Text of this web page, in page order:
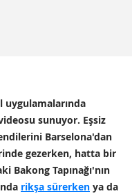
uygulamalarında
sunuyor. Eşsiz
Barselona'dan
gezerken, hatta bir
Bakong Tapınağı'nın
rikşa sürerken ya da